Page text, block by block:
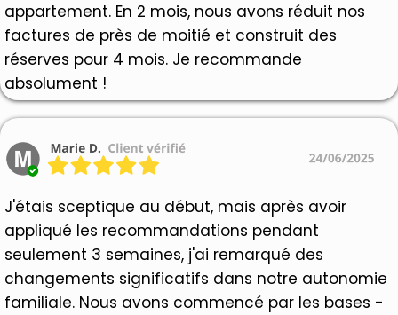
appartement. En 2 mois, nous avons réduit nos
factures de près de moitié et construit des
réserves pour 4 mois. Je recommande
absolument !
J'étais sceptique au début, mais après avoir
appliqué les recommandations pendant
seulement 3 semaines, j'ai remarqué des
changements significatifs dans notre autonomie
familiale. Nous avons commencé par les bases -